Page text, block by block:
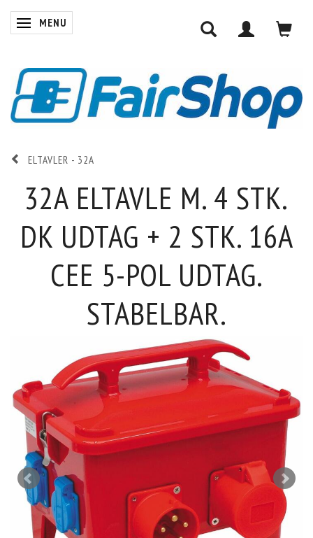
SKIFTE NAVIGATION
MENU
ELTAVLER - 32A
32A ELTAVLE M. 4 STK.
DK UDTAG + 2 STK. 16A
CEE 5-POL UDTAG.
STABELBAR.